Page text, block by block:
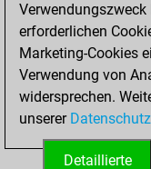
erforderlichen
Marketing-Cookies
Verwendung von
widersprechen.
unserer
Detaillierte